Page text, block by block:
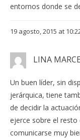
entornos donde se
19 agosto, 2015 at
LINA
Un buen líder, sin
jerárquica, tiene
de decidir la
ejerce sobre el resto
comunicarse muy